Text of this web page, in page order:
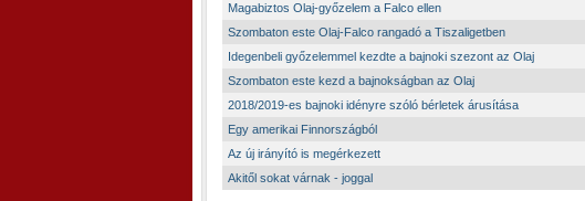
Magabiztos Olaj-győzelem a Falco ellen
Szombaton este Olaj-Falco rangadó a Tiszaligetben
Idegenbeli győzelemmel kezdte a bajnoki szezont az Olaj
Szombaton este kezd a bajnokságban az Olaj
2018/2019-es bajnoki idényre szóló bérletek árusítása
Egy amerikai Finnországból
Az új irányító is megérkezett
Akitől sokat várnak - joggal